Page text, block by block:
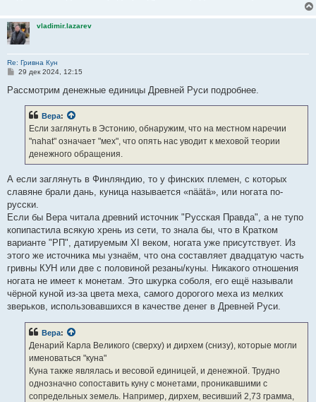
vladimir.lazarev
Re: Гривна Кун
С
о
29 дек 2024, 12:15
Рассмотрим денежные единицы Древней Руси подробнее.
Вера:
Если заглянуть в Эстонию, обнаружим, что на местном наречии
"nahat" означает "мех", что опять нас уводит к меховой теории
денежного обращения.
А если заглянуть в Финляндию, то у финских племен, с которых
славяне брали дань, куница называется «näätä», или ногата по-
русски.
Если бы Вера читала древний источник "Русская Правда", а не тупо
копипастила всякую хрень из сети, то знала бы, что в Кратком
варианте "РП", датируемым XI веком, ногата уже присутствует. Из
этого же источника мы узнаём, что она составляет двадцатую часть
гривны КУН или две с половиной резаны/куны. Никакого отношения
ногата не имеет к монетам. Это шкурка соболя, его ещё называли
чёрной куной из-за цвета меха, самого дорогого меха из мелких
зверьков, использовавшихся в качестве денег в Древней Руси.
Вера:
Денарий Карла Великого (сверху) и дирхем (снизу), которые могли
именоваться "куна"
Куна также являлась и весовой единицей, и денежной. Трудно
однозначно сопоставить куну с монетами, проникавшими с
сопредельных земель. Например, дирхем, весивший 2,73 грамма,